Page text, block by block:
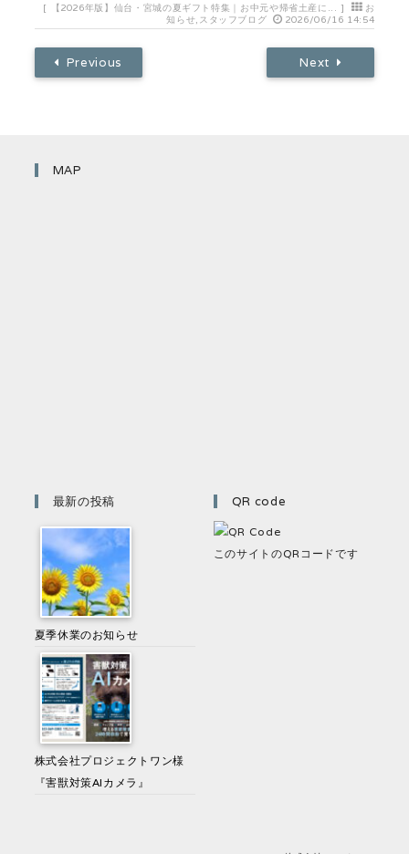
[ 【2026年版】仙台・宮城の夏ギフト特集｜お中元や帰省土産に... ]
お
知らせ, スタッフブログ 2026/06/16 14:54
Previous Next
MAP
最新の投稿
夏季休業のお知らせ
株式会社プロジェクトワン様
『害獣対策AIカメラ』
QR code
このサイトのQRコードです